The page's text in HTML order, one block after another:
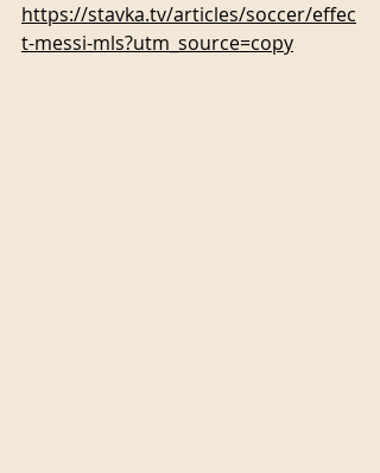
https://stavka.tv/articles/soccer/effec
t-messi-mls?utm_source=copy